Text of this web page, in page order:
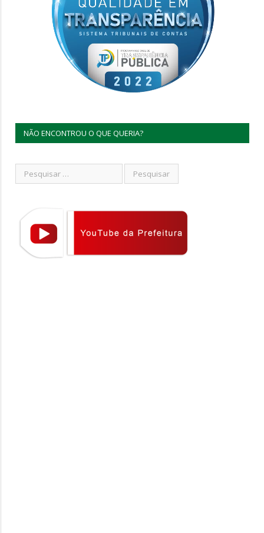
NÃO ENCONTROU O QUE QUERIA?